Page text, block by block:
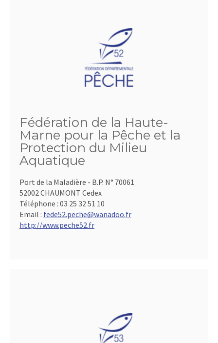
Fédération de la Haute-
Marne pour la Pêche et la
Protection du Milieu
Aquatique
Port de la Maladière - B.P. N° 70061
52002 CHAUMONT Cedex
Téléphone : 03 25 32 51 10
Email : fede52.peche@wanadoo.fr
http://www.peche52.fr